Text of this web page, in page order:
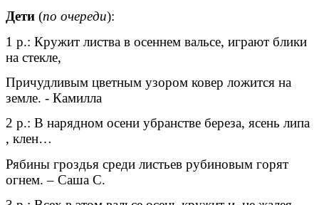
Дети (по очереди):
1 р.: Кружит листва в осеннем вальсе, играют блики
на стекле,
Причудливым цветным узором ковер ложится на
земле. - Камилла
2 р.: В нарядном осени убранстве береза, ясень липа
, клен…
Рябины гроздья среди листьев рубиновым горят
огнем. – Саша С.